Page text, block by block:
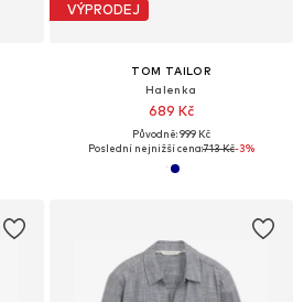
VÝPRODEJ
TOM TAILOR
Halenka
689 Kč
Původně: 999 Kč
Poslední nejnižší cena:713 Kč-3%